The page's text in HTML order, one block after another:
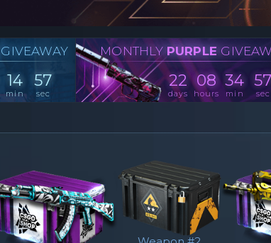
GIVEAWAY
14
min
57
sec
MONTHLY PURPLE
22
days
08
hours
34
min
57
sec